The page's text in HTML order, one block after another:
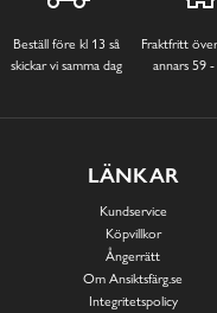
Beställ före kl 13 så
skickar vi samma dag
Fraktfritt
annars 59
LÄNKAR
Kundservice
Köpvillkor
Ångerrätt
Om Ansiktsfärg.se
Integritetspolicy